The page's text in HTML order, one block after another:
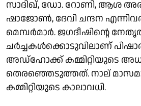
സാദിഖ്, ഡോ. റോണി, ആശ
ഷാജോണ്‍, ദേവി ചന്ദന
മെമ്പര്‍മാര്‍. ജഗദീഷിന്റെ
ചര്‍ച്ചകള്‍ക്കൊടുവിലാണ്
അഡ്ഹോക്ക് കമ്മിറ്റിയുടെ
തെരഞ്ഞെടുത്തത്. നാല്
കമ്മിറ്റിയുടെ കാലാവധി.